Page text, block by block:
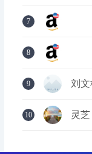
7
8
9 刘文
10 灵芝